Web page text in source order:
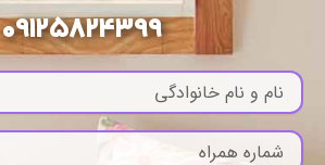
09125824399